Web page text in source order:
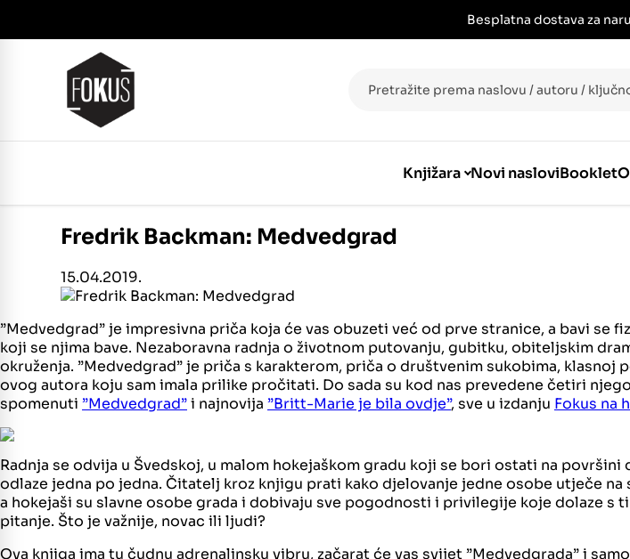
Besplatna dostava za
Knjižara Novi nasloviBooklet
Fredrik Backman: Medvedgrad
15.04.2019.
”Medvedgrad” je impresivna priča koja će vas obuzeti već od prve stranice, a bavi
koji se njima bave. Nezaboravna radnja o životnom putovanju, gubitku, obiteljskim
okruženja. ”Medvedgrad” je priča s karakterom, priča o društvenim sukobima,
ovog autora koju sam imala prilike pročitati. Do sada su kod nas prevedene četiri
spomenuti ”Medvedgrad”i najnovija ”Britt-Marie je bila ovdje”, sve u izdanju Fokus na
Radnja se odvija u Švedskoj, u malom hokejaškom gradu koji se bori ostati na
odlaze jedna po jedna. Čitatelj kroz knjigu prati kako djelovanje jedne osobe utječe
a hokejaši su slavne osobe grada i dobivaju sve pogodnosti i privilegije koje dolaze s
pitanje. Što je važnije, novac ili ljudi?
Ova knjiga ima tu čudnu adrenalinsku vibru, začarat će vas svijet ”Medvedgrada” i